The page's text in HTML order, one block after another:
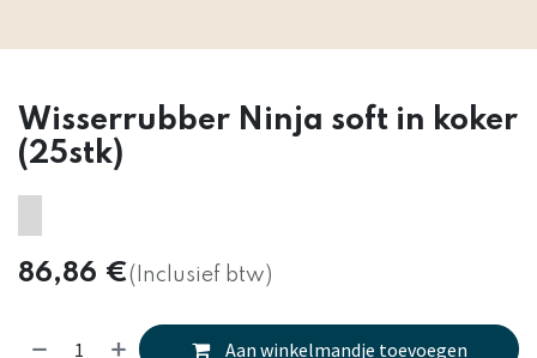
Wisserrubber Ninja soft in koker
(25stk)
86,86 €(Inclusief btw)
Aan winkelmandje toevoegen